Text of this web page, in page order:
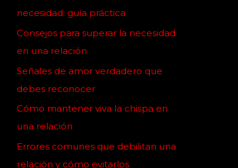
o
r
:
necesidad: guía práctica
Consejos para superar la necesidad
en una relación
Señales de amor verdadero que
debes reconocer
Cómo mantener viva la chispa en
una relación
Errores comunes que debilitan una
relación y cómo evitarlos